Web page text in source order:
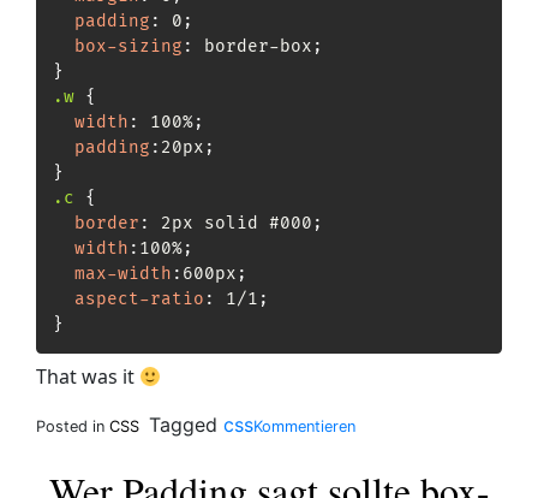
padding : 0 ;
box-sizing : border-box ;
}
.w {
width : 100%;
padding : 20px ;
}
.c
{
border : 2px solid #000 ;
width : 100%;
max-width : 600px ;
aspect-ratio : 1/1 ;
}
That was it
Posted in CSS Tagged cssKommentierenon
squares